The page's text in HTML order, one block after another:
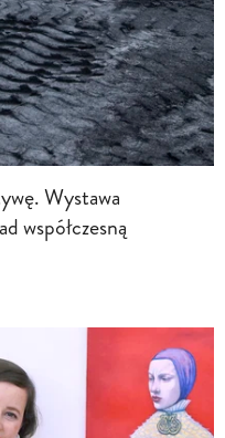
Wystawa
współczesną